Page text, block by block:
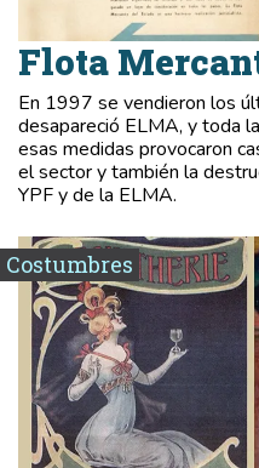
Flota
En 1997 se vendieron los
desapareció ELMA, y toda
esas medidas provocaron
el sector y también la
YPF y de la ELMA.
Costumbres